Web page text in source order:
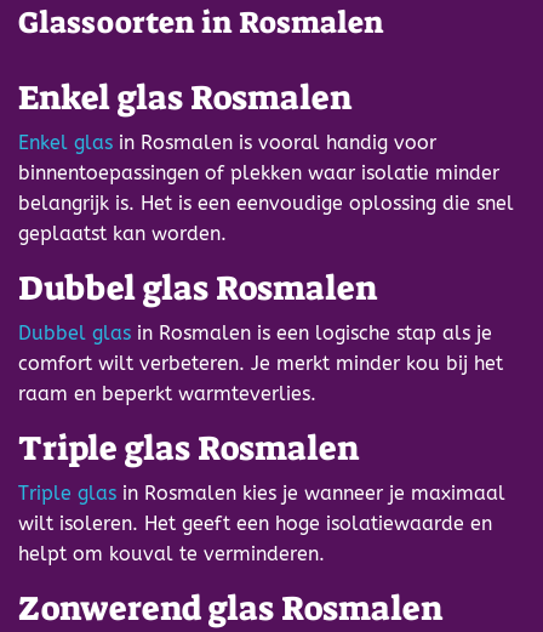
Glassoorten in Rosmalen
Enkel glas Rosmalen
Enkel glas in Rosmalen is vooral handig voor
binnentoepassingen of plekken waar isolatie minder
belangrijk is. Het is een eenvoudige oplossing die snel
geplaatst kan worden.
Dubbel glas Rosmalen
Dubbel glas in Rosmalen is een logische stap als je
comfort wilt verbeteren. Je merkt minder kou bij het
raam en beperkt warmteverlies.
Triple glas Rosmalen
Triple glas in Rosmalen kies je wanneer je maximaal
wilt isoleren. Het geeft een hoge isolatiewaarde en
helpt om kouval te verminderen.
Zonwerend glas Rosmalen